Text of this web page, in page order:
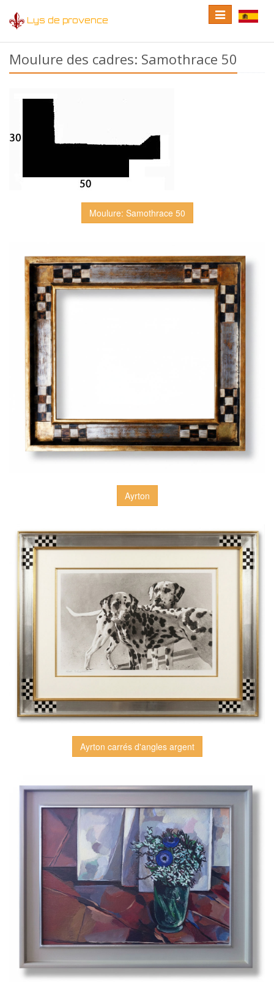
Lys de provence
Toggle
language
Toggle
navigation
Moulure des cadres: Samothrace 50
Moulure: Samothrace 50
Ayrton
Ayrton carrés d'angles argent